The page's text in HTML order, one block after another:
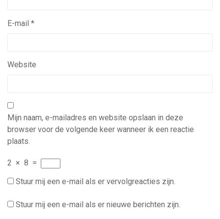
E-mail *
Website
Mijn naam, e-mailadres en website opslaan in deze
browser voor de volgende keer wanneer ik een reactie
plaats.
2 × 8 =
Stuur mij een e-mail als er vervolgreacties zijn.
Stuur mij een e-mail als er nieuwe berichten zijn.